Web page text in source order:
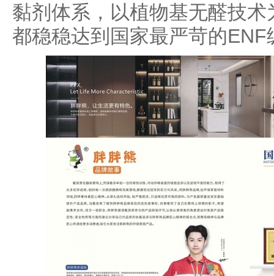
黏剂体系，以植物基无醛技
都稳稳达到国家最严苛的ENF